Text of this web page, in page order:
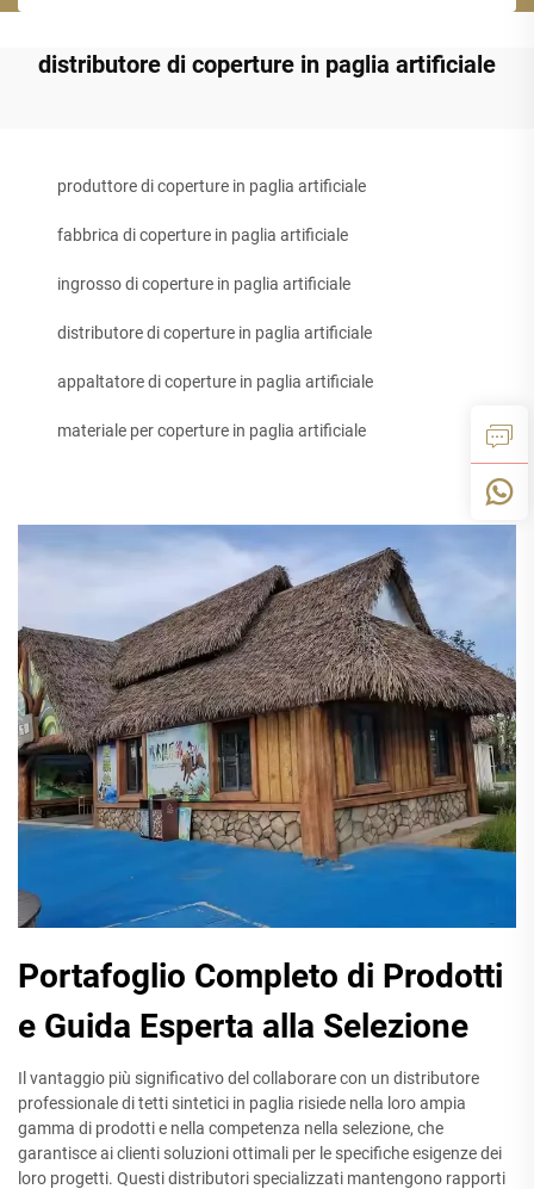
distributore di coperture in paglia artificiale
produttore di coperture in paglia artificiale
fabbrica di coperture in paglia artificiale
ingrosso di coperture in paglia artificiale
distributore di coperture in paglia artificiale
appaltatore di coperture in paglia artificiale
materiale per coperture in paglia artificiale
Portafoglio Completo di Prodotti
e Guida Esperta alla Selezione
Il vantaggio più significativo del collaborare con un distributore
professionale di tetti sintetici in paglia risiede nella loro ampia
gamma di prodotti e nella competenza nella selezione, che
garantisce ai clienti soluzioni ottimali per le specifiche esigenze dei
loro progetti. Questi distributori specializzati mantengono rapporti